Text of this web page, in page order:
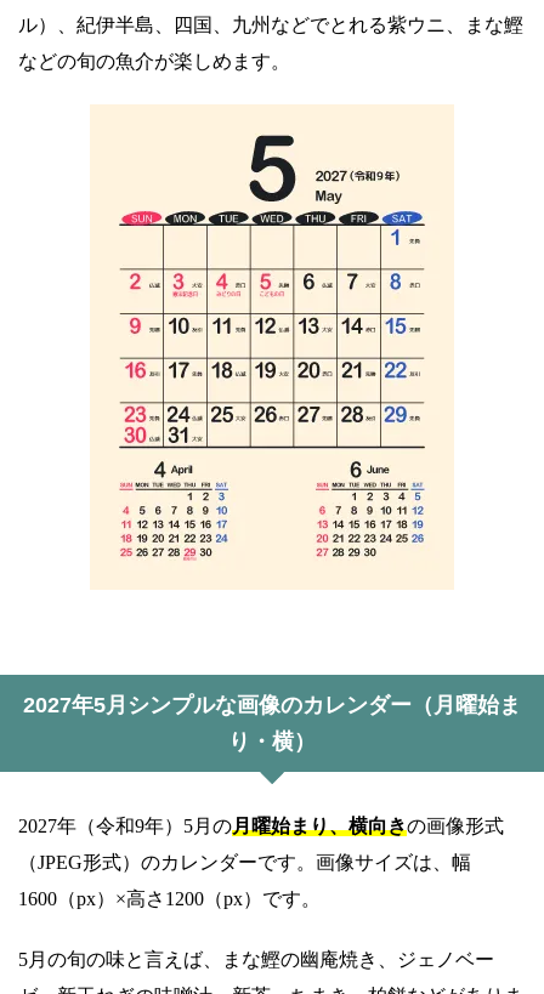
ル）、紀伊半島、四国、九州などでとれる紫ウニ、まな鰹
などの旬の魚介が楽しめます。
2027年5月シンプルな画像のカレンダー（月曜始ま
り・横）
2027年（令和9年）5月の月曜始まり、横向きの画像形式
（JPEG形式）のカレンダーです。画像サイズは、幅
1600（px）×高さ1200（px）です。
5月の旬の味と言えば、まな鰹の幽庵焼き、ジェノベー